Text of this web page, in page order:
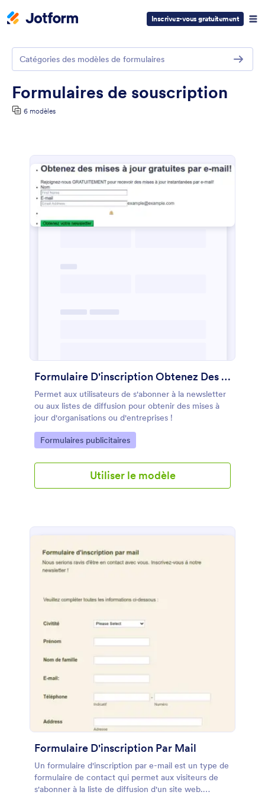
Inscrivez-vous gratuitement
Catégories des modèles de formulaires
Formulaires de souscription
6 modèles
Formulaire D'inscription Obtenez Des Mises à Jour Gratuites Par E Mail !
Permet aux utilisateurs de s'abonner à la newsletter
ou aux listes de diffusion pour obtenir des mises à
jour d'organisations ou d'entreprises !
Go to Category:
Formulaires publicitaires
Utiliser le modèle
Formulaire D'inscription Par Mail
Un formulaire d'inscription par e-mail est un type de
formulaire de contact qui permet aux visiteurs de
s'abonner à la liste de diffusion d'un site web.